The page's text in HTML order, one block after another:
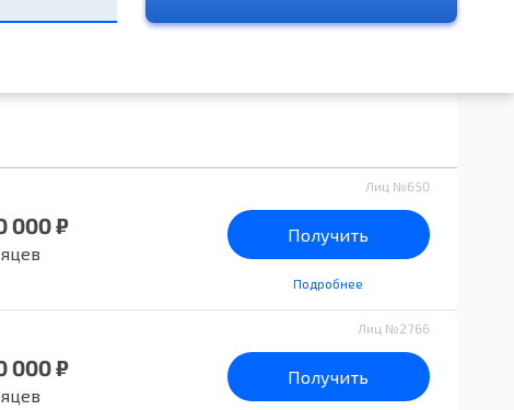
000 ₽
Лиц №650
Получить
Подробнее
000 ₽
Лиц №2766
Получить